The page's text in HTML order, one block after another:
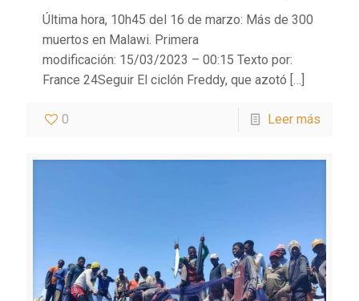
Última hora, 10h45 del 16 de marzo: Más de 300
muertos en Malawi. Primera
modificación: 15/03/2023 – 00:15 Texto por:
France 24Seguir El ciclón Freddy, que azotó […]
0 Leer más